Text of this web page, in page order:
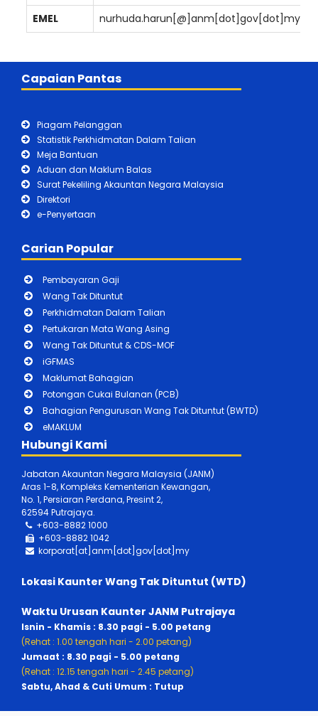
EMEL
nurhuda.harun[@]anm[dot]gov[dot]my
Capaian Pantas
Piagam Pelanggan
Statistik Perkhidmatan Dalam Talian
Meja Bantuan
Aduan dan Maklum Balas
Surat Pekeliling Akauntan Negara Malaysia
Direktori
e-Penyertaan
Carian Popular
Pembayaran Gaji
Wang Tak Dituntut
Perkhidmatan Dalam Talian
Pertukaran Mata Wang Asing
Wang Tak Dituntut & CDS-MOF
iGFMAS
Maklumat Bahagian
Potongan Cukai Bulanan (PCB)
Bahagian Pengurusan Wang Tak Dituntut (BWTD)
eMAKLUM
Hubungi Kami
Jabatan Akauntan Negara Malaysia (JANM)
Aras 1-8, Kompleks Kementerian Kewangan,
No. 1, Persiaran Perdana, Presint 2,
62594 Putrajaya.
+603-8882 1000
+603-8882 1042
korporat[at]anm[dot]gov[dot]my
Lokasi Kaunter Wang Tak Dituntut (WTD)
Waktu Urusan Kaunter JANM Putrajaya
Isnin - Khamis : 8.30 pagi - 5.00 petang
(Rehat : 1.00 tengah hari - 2.00 petang)
Jumaat : 8.30 pagi - 5.00 petang
(Rehat : 12.15 tengah hari - 2.45 petang)
Sabtu, Ahad & Cuti Umum : Tutup